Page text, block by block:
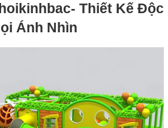
Thiết Kế Độc
Ánh Nhìn